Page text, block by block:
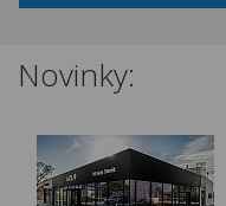
Novinky: